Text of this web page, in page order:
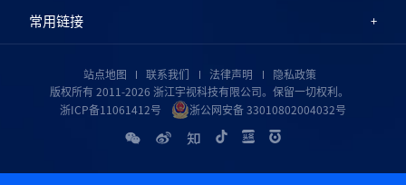
常用链接
站点地图 联系我们 法律声明
隐私政策
版权所有 2011-2026 浙江宇视科技有限公司。保留一切权利。
浙ICP备11061412号
浙公网安备 33010802004032号